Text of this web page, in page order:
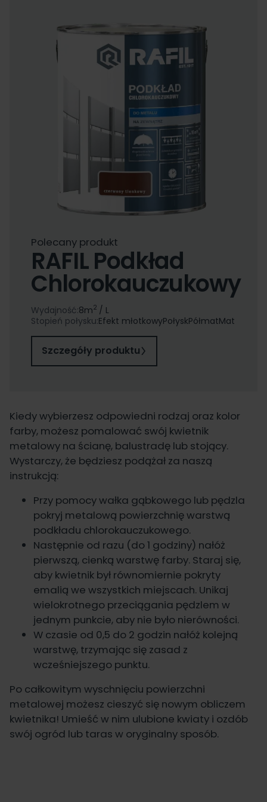
Polecany produkt
RAFIL Podkład
Chlorokauczukowy
Wydajność:8m2 / L
Stopień połysku:Efekt młotkowyPołyskPółmatMat
Szczegóły produktu
Kiedy wybierzesz odpowiedni rodzaj oraz kolor
farby, możesz pomalować swój kwietnik
metalowy na ścianę, balustradę lub stojący.
Wystarczy, że będziesz podążał za naszą
instrukcją:
Przy pomocy wałka gąbkowego lub pędzla
pokryj metalową powierzchnię warstwą
podkładu chlorokauczukowego.
Następnie od razu (do 1 godziny) nałóż
pierwszą, cienką warstwę farby. Staraj się,
aby kwietnik był równomiernie pokryty
emalią we wszystkich miejscach. Unikaj
wielokrotnego przeciągania pędzlem w
jednym punkcie, aby nie było nierówności.
W czasie od 0,5 do 2 godzin nałóż kolejną
warstwę, trzymając się zasad z
wcześniejszego punktu.
Po całkowitym wyschnięciu powierzchni
metalowej możesz cieszyć się nowym obliczem
kwietnika! Umieść w nim ulubione kwiaty i ozdób
swój ogród lub taras w oryginalny sposób.